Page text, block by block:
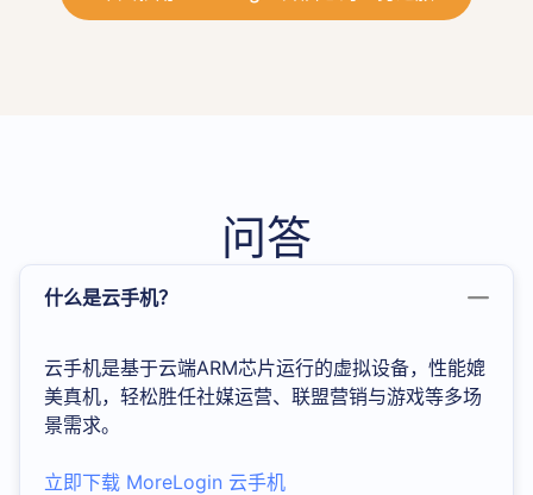
问答
什么是云手机？
云手机是基于云端ARM芯片运行的虚拟设备，性能媲
美真机，轻松胜任社媒运营、联盟营销与游戏等多场
景需求。
立即下载 MoreLogin 云手机